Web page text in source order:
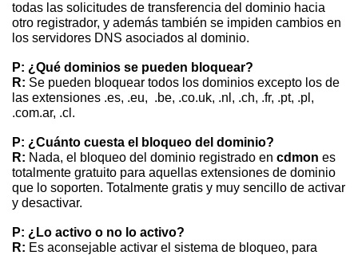
todas las solicitudes de transferencia del dominio hacia
otro registrador, y además también se impiden cambios en
los servidores DNS asociados al dominio.
P: ¿Qué dominios se pueden bloquear?
R: Se pueden bloquear todos los dominios excepto los de
las extensiones .es, .eu, .be, .co.uk, .nl, .ch, .fr, .pt, .pl,
.com.ar, .cl.
P: ¿Cuánto cuesta el bloqueo del dominio?
R: Nada, el bloqueo del dominio registrado en cdmon es
totalmente gratuito para aquellas extensiones de dominio
que lo soporten. Totalmente gratis y muy sencillo de activar
y desactivar.
P: ¿Lo activo o no lo activo?
R: Es aconsejable activar el sistema de bloqueo, para